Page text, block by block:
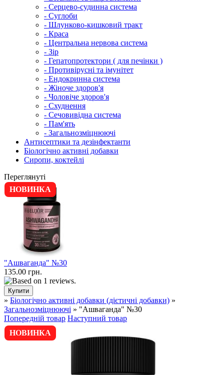
- Серцево-судинна система
- Суглоби
- Шлунково-кишковий тракт
- Краса
- Центральна нервова система
- Зір
- Гепатопротектори ( для печінки )
- Противірусні та імунітет
- Ендокринна система
- Жіноче здоров'я
- Чоловіче здоров'я
- Схуднення
- Сечовивідна система
- Пам'ять
- Загальнозміцнюючі
Антисептики та дезінфектанти
Біологічно активні добавки
Сиропи, коктейлі
Переглянуті
НОВИНКА
"Ашваганда" №30
135.00 грн.
» Біологічно активні добавки (дієтичні добавки) »
Загальнозміцнюючі » "Ашваганда" №30
Попередній товар Наступний товар
НОВИНКА